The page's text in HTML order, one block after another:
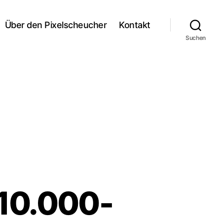
Über den Pixelscheucher Kontakt
Suchen